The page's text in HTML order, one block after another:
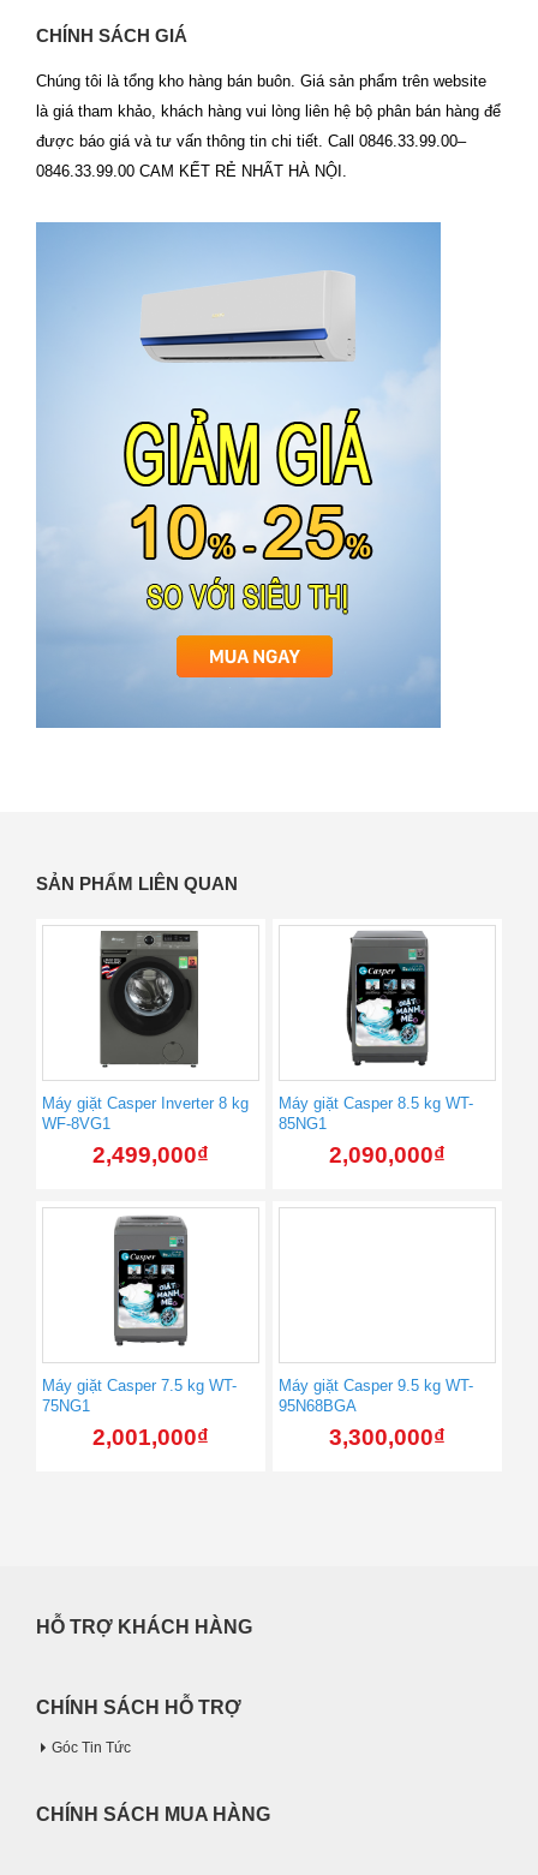
CHÍNH SÁCH GIÁ
Chúng tôi là tổng kho hàng bán buôn. Giá sản phẩm trên website
là giá tham khảo, khách hàng vui lòng liên hệ bộ phân bán hàng để
được báo giá và tư vấn thông tin chi tiết. Call 0846.33.99.00–
0846.33.99.00 CAM KẾT RẺ NHẤT HÀ NỘI.
SẢN PHẨM LIÊN QUAN
Máy giặt Casper Inverter 8 kg
WF-8VG1
2,499,000₫
Máy giặt Casper 8.5 kg WT-
85NG1
2,090,000₫
Máy giặt Casper 7.5 kg WT-
75NG1
2,001,000₫
Máy giặt Casper 9.5 kg WT-
95N68BGA
3,300,000₫
HỖ TRỢ KHÁCH HÀNG
CHÍNH SÁCH HỖ TRỢ
Góc Tin Tức
CHÍNH SÁCH MUA HÀNG